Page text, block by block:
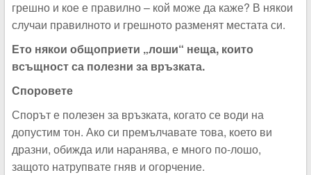
грешно и кое е правилно – кой може да каже? В някои
случаи правилното и грешното разменят местата си.
Ето някои общоприети „лоши“ неща, които
всъщност са полезни за връзката.
Споровете
Спорът е полезен за връзката, когато се води на
допустим тон. Ако си премълчавате това, което ви
дразни, обижда или наранява, е много по-лошо,
защото натрупвате гняв и огорчение.